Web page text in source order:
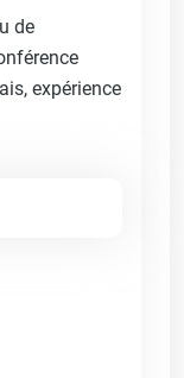
de
expérience